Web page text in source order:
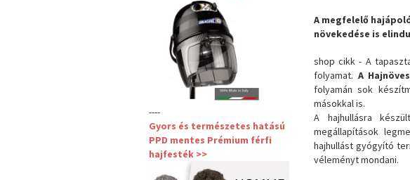
A megfelelő
növekedése is
shop cikk - A
folyamat. A
folyamán sok
másokkal is.
A hajhullásra
megállapítások
hajhullást gyógyító
véleményt mondani.
----
Gyors és természetes hatású
PPD mentes Prémium férfi
hajfesték >>